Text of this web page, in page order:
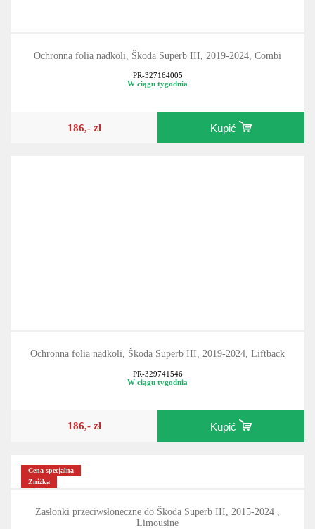
Ochronna folia nadkoli, Škoda Superb III, 2019-2024, Combi
PR-327164005
W ciągu tygodnia
186,- zł Kupić
Ochronna folia nadkoli, Škoda Superb III, 2019-2024, Liftback
PR-329741546
W ciągu tygodnia
186,- zł Kupić
Cena specjalna
Zniżka
Zasłonki przeciwsłoneczne do Škoda Superb III, 2015-2024 ,
Limousine